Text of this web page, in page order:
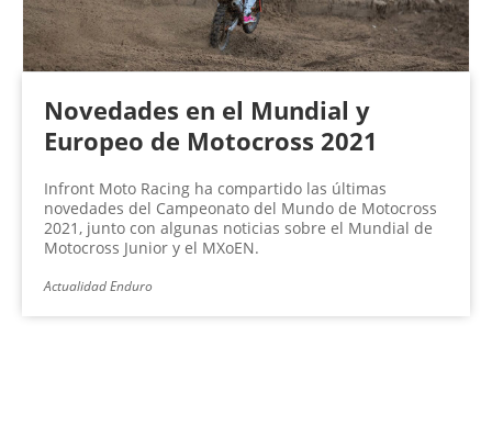
Novedades en el Mundial y
Europeo de Motocross 2021
Infront Moto Racing ha compartido las últimas
novedades del Campeonato del Mundo de Motocross
2021, junto con algunas noticias sobre el Mundial de
Motocross Junior y el MXoEN.
Actualidad Enduro